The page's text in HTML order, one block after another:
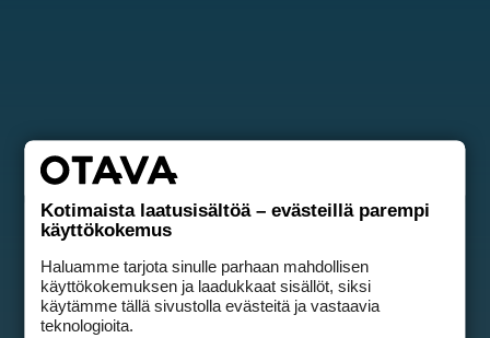
Kotimaista laatusisältöä – evästeillä parempi
käyttökokemus
Haluamme tarjota sinulle parhaan mahdollisen
käyttökokemuksen ja laadukkaat sisällöt, siksi
käytämme tällä sivustolla evästeitä ja vastaavia
teknologioita.